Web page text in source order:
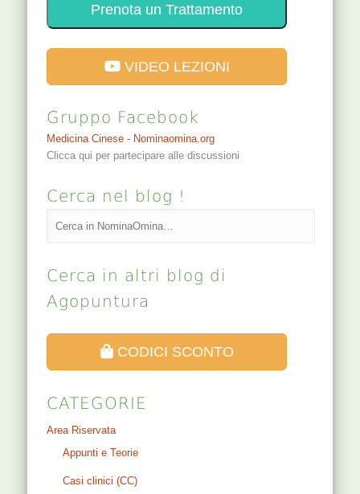
Prenota un Trattamento
VIDEO LEZIONI
Gruppo Facebook
Medicina Cinese - Nominaomina.org
Clicca qui per partecipare alle discussioni
Cerca nel blog !
Cerca in altri blog di
Agopuntura
CODICI SCONTO
CATEGORIE
Area Riservata
Appunti e Teorie
Casi clinici (CC)